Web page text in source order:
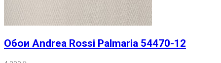
Обои Andrea Rossi Palmaria 54470-12